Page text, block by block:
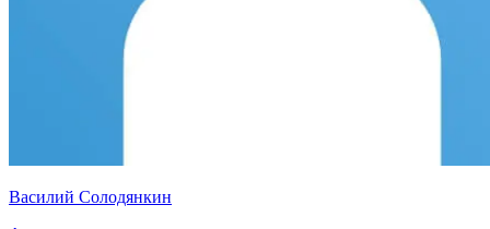
Василий Солодянкин